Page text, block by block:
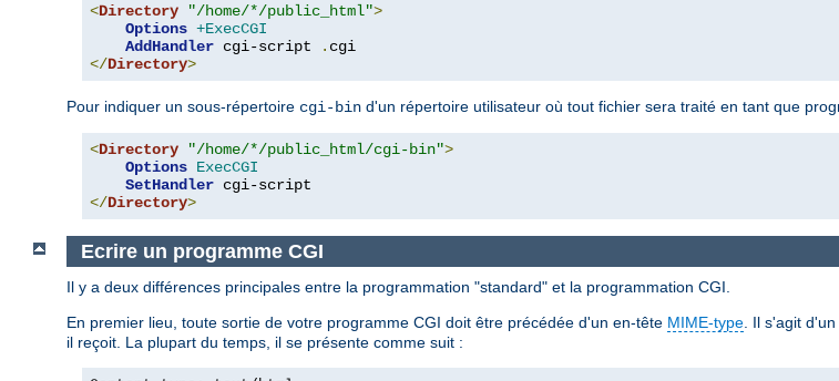
<Directory "/home/*/public_html">
Options +ExecCGI
AddHandler cgi-script .
</Directory>
Pour indiquer un sous-répertoire cgi-bin d'un répertoire utilisateur où tout fichier sera traité en tant que
<Directory "/home/*/public_html/cgi-bin">
Options ExecCGI
SetHandler
</Directory>
Ecrire un programme CGI
Il y a deux différences principales entre la programmation "standard" et la programmation CGI.
En premier lieu, toute sortie de votre programme CGI doit être précédée d'un en-tête MIME-type. Il s'agit
il reçoit. La plupart du temps, il se présente comme suit :